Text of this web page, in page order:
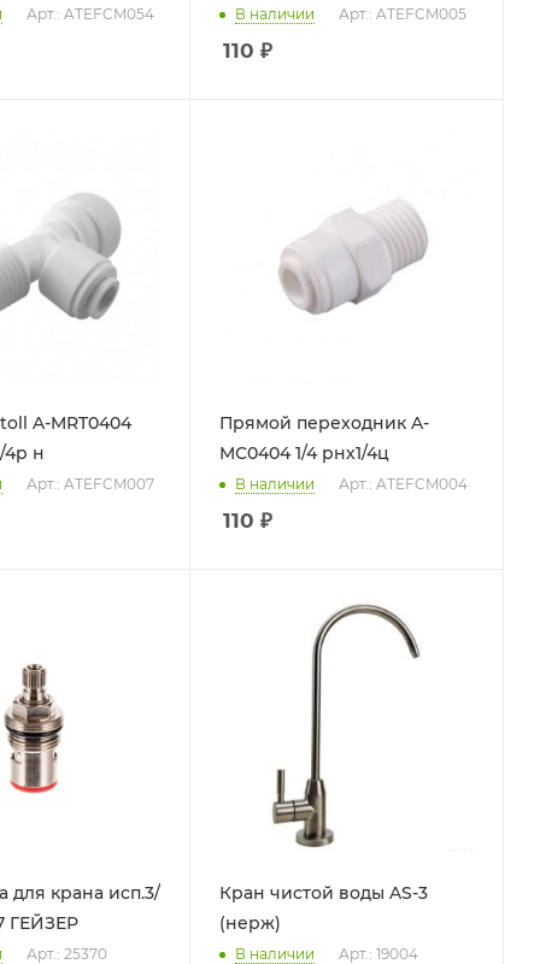
Арт.: ATEFCM054 В наличии Арт.: ATEFCM005
110 ₽
A-MRT0404
4р н
Арт.: ATEFCM007
Прямой переходник A-
MС0404 1/4 рнх1/4ц
В наличии Арт.: ATEFCM004
110 ₽
для крана исп.3/
ГЕЙЗЕР
Арт.: 25370
Кран чистой воды AS-3
(нерж)
В наличии Арт.: 19004